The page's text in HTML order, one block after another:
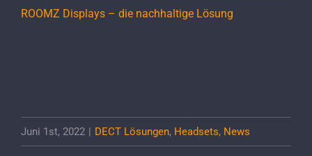
ROOMZ Displays – die nachhaltige Lösung
Juni 1st, 2022 | DECT Lösungen, Headsets, News